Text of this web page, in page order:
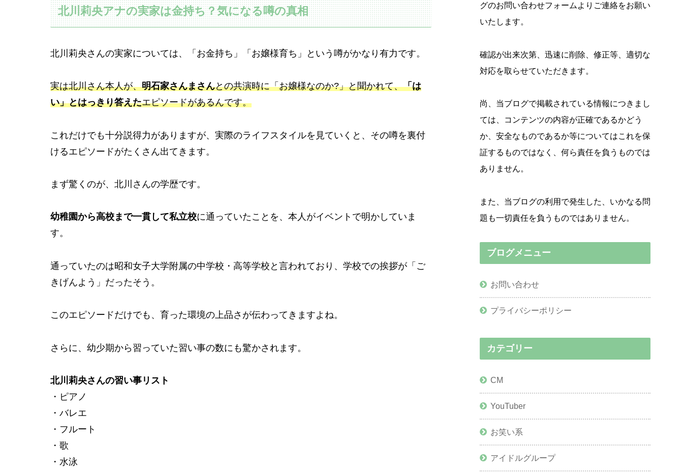
北川莉央アナの実家は金持ち？気になる噂の真相
北川莉央さんの実家については、「お金持ち」「お嬢様育ち」という噂がかなり有力です。
実は北川さん本人が、明石家さんまさんとの共演時に「お嬢様なのか?」と聞かれて、「は
い」とはっきり答えたエピソードがあるんです。
これだけでも十分説得力がありますが、実際のライフスタイルを見ていくと、その噂を裏付
けるエピソードがたくさん出てきます。
まず驚くのが、北川さんの学歴です。
幼稚園から高校まで一貫して私立校に通っていたことを、本人がイベントで明かしていま
す。
通っていたのは昭和女子大学附属の中学校・高等学校と言われており、学校での挨拶が「ご
きげんよう」だったそう。
このエピソードだけでも、育った環境の上品さが伝わってきますよね。
さらに、幼少期から習っていた習い事の数にも驚かされます。
北川莉央さんの習い事リスト
・ピアノ
・バレエ
・フルート
・歌
・水泳
グのお問い合わせフォームよりご連絡をお願い
いたします。
確認が出来次第、迅速に削除、修正等、適切な
対応を取らせていただきます。
尚、当ブログで掲載されている情報につきまし
ては、コンテンツの内容が正確であるかどう
か、安全なものであるか等についてはこれを保
証するものではなく、何ら責任を負うものでは
ありません。
また、当ブログの利用で発生した、いかなる問
題も一切責任を負うものではありません。
ブログメニュー
お問い合わせ
プライバシーポリシー
カテゴリー
CM
YouTuber
お笑い系
アイドルグループ